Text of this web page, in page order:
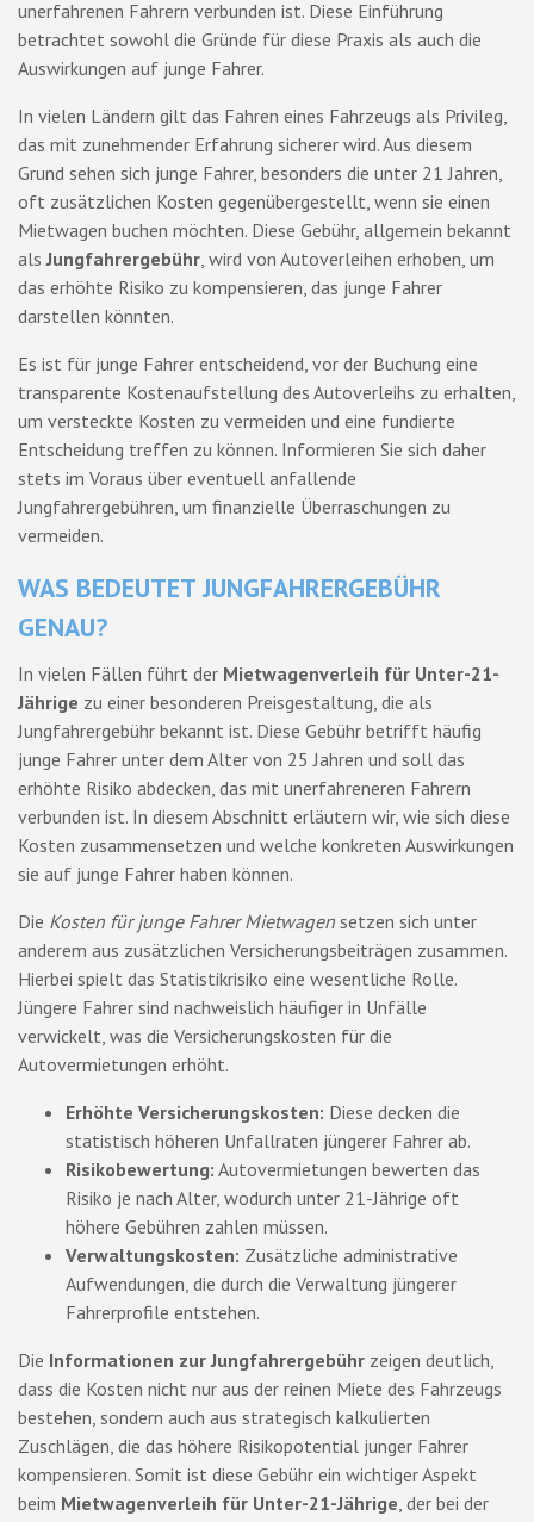
unerfahrenen Fahrern verbunden ist. Diese Einführung
betrachtet sowohl die Gründe für diese Praxis als auch die
Auswirkungen auf junge Fahrer.
In vielen Ländern gilt das Fahren eines Fahrzeugs als Privileg,
das mit zunehmender Erfahrung sicherer wird. Aus diesem
Grund sehen sich junge Fahrer, besonders die unter 21 Jahren,
oft zusätzlichen Kosten gegenübergestellt, wenn sie einen
Mietwagen buchen möchten. Diese Gebühr, allgemein bekannt
alsJungfahrergebühr , wird von Autoverleihen erhoben, um
das erhöhte Risiko zu kompensieren, das junge Fahrer
darstellen könnten.
Es ist für junge Fahrer entscheidend, vor der Buchung eine
transparente Kostenaufstellung des Autoverleihs zu erhalten,
um versteckte Kosten zu vermeiden und eine fundierte
Entscheidung treffen zu können. Informieren Sie sich daher
stets im Voraus über eventuell anfallende
Jungfahrergebühren, um finanzielle Überraschungen zu
vermeiden.
WAS BEDEUTET JUNGFAHRERGEBÜHR
GENAU?
In vielen Fällen führt der Mietwagenverleih für Unter-21-
Jährige zu einer besonderen Preisgestaltung, die als
Jungfahrergebühr bekannt ist. Diese Gebühr betrifft häufig
junge Fahrer unter dem Alter von 25 Jahren und soll das
erhöhte Risiko abdecken, das mit unerfahreneren Fahrern
verbunden ist. In diesem Abschnitt erläutern wir, wie sich diese
Kosten zusammensetzen und welche konkreten Auswirkungen
sie auf junge Fahrer haben können.
Die Kosten für junge Fahrer Mietwagen setzen sich unter
anderem aus zusätzlichen Versicherungsbeiträgen zusammen.
Hierbei spielt das Statistikrisiko eine wesentliche Rolle.
Jüngere Fahrer sind nachweislich häufiger in Unfälle
verwickelt, was die Versicherungskosten für die
Autovermietungen erhöht.
Erhöhte Versicherungskosten: Diese decken die
statistisch höheren Unfallraten jüngerer Fahrer ab.
Risikobewertung: Autovermietungen bewerten das
Risiko je nach Alter, wodurch unter 21-Jährige oft
höhere Gebühren zahlen müssen.
Verwaltungskosten: Zusätzliche administrative
Aufwendungen, die durch die Verwaltung jüngerer
Fahrerprofile entstehen.
Die Informationen zur Jungfahrergebühr zeigen deutlich,
dass die Kosten nicht nur aus der reinen Miete des Fahrzeugs
bestehen, sondern auch aus strategisch kalkulierten
Zuschlägen, die das höhere Risikopotential junger Fahrer
kompensieren. Somit ist diese Gebühr ein wichtiger Aspekt
beim Mietwagenverleih für Unter-21-Jährige , der bei der